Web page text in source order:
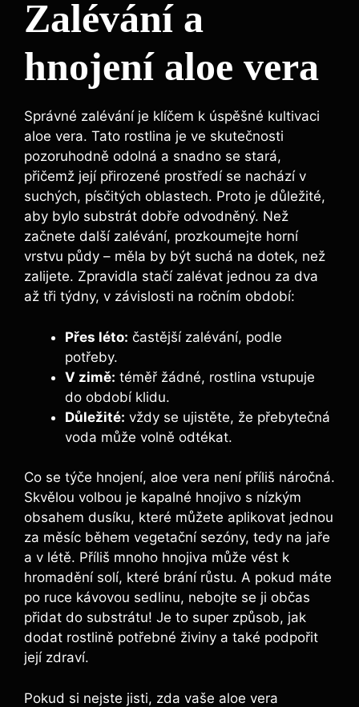
Zalévání a
hnojení aloe vera
Správné zalévání je klíčem k úspěšné kultivaci
aloe vera. Tato rostlina je ve skutečnosti
pozoruhodně odolná a snadno se stará,
přičemž její přirozené prostředí se nachází v
suchých, písčitých oblastech. Proto je důležité,
aby bylo substrát dobře odvodněný. Než
začnete další zalévání, prozkoumejte horní
vrstvu půdy – měla by být suchá na dotek, než
zalijete. Zpravidla stačí zalévat jednou za dva
až tři týdny, v závislosti na ročním období:
Přes léto: častější zalévání, podle
potřeby.
V zimě: téměř žádné, rostlina vstupuje
do období klidu.
Důležité: vždy se ujistěte, že přebytečná
voda může volně odtékat.
Co se týče hnojení, aloe vera není příliš náročná.
Skvělou volbou je kapalné hnojivo s nízkým
obsahem dusíku, které můžete aplikovat jednou
za měsíc během vegetační sezóny, tedy na jaře
a v létě. Příliš mnoho hnojiva může vést k
hromadění solí, které brání růstu. A pokud máte
po ruce kávovou sedlinu, nebojte se ji občas
přidat do substrátu! Je to super způsob, jak
dodat rostlině potřebné živiny a také podpořit
její zdraví.
Pokud si nejste jisti, zda vaše aloe vera